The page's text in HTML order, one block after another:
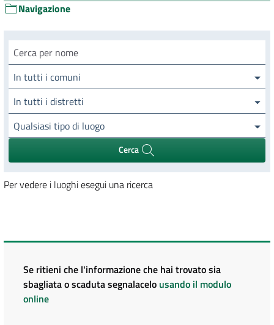
Navigazione
Cerca luogo
In tutti i comuni
In tutti i distretti
Qualsiasi tipo di luogo
Cerca
Per vedere i luoghi esegui una ricerca
Se ritieni che l'informazione che hai trovato sia
sbagliata o scaduta segnalacelo usando il modulo
online